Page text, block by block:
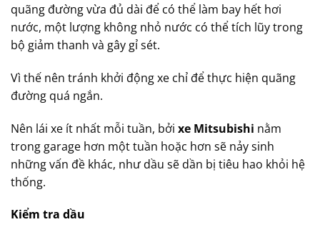
quãng đường vừa đủ dài để có thể làm bay hết hơi
nước, một lượng không nhỏ nước có thể tích lũy trong
bộ giảm thanh và gây gỉ sét.
Vì thế nên tránh khởi động xe chỉ để thực hiện quãng
đường quá ngắn.
Nên lái xe ít nhất mỗi tuần, bởi xe Mitsubishi nằm
trong garage hơn một tuần hoặc hơn sẽ nảy sinh
những vấn đề khác, như dầu sẽ dần bị tiêu hao khỏi hệ
thống.
Kiểm tra dầu